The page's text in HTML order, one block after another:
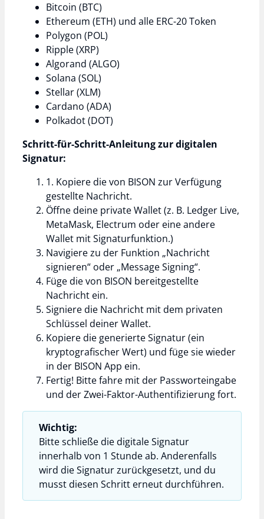
Bitcoin (BTC)
Ethereum (ETH) und alle ERC-20 Token
Polygon (POL)
Ripple (XRP)
Algorand (ALGO)
Solana (SOL)
Stellar (XLM)
Cardano (ADA)
Polkadot (DOT)
Schritt-für-Schritt-Anleitung zur digitalen
Signatur:
1. Kopiere die von BISON zur Verfügung
gestellte Nachricht.
Öffne deine private Wallet (z. B. Ledger Live,
MetaMask, Electrum oder eine andere
Wallet mit Signaturfunktion.)
Navigiere zu der Funktion „Nachricht
signieren“ oder „Message Signing“.
Füge die von BISON bereitgestellte
Nachricht ein.
Signiere die Nachricht mit dem privaten
Schlüssel deiner Wallet.
Kopiere die generierte Signatur (ein
kryptografischer Wert) und füge sie wieder
in der BISON App ein.
Fertig! Bitte fahre mit der Passworteingabe
und der Zwei-Faktor-Authentifizierung fort.
Wichtig:
Bitte schließe die digitale Signatur
innerhalb von 1 Stunde ab. Anderenfalls
wird die Signatur zurückgesetzt, und du
musst diesen Schritt erneut durchführen.